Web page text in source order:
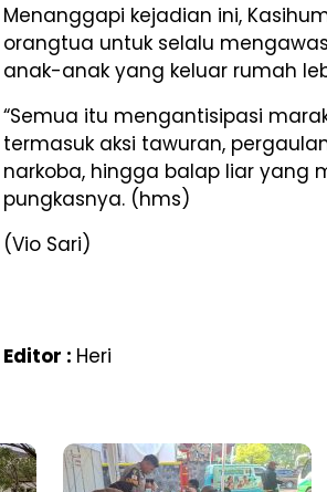
Menanggapi kejadian ini,
orangtua untuk selalu
anak-anak yang keluar rumah
“Semua itu mengantisipasi
termasuk aksi tawuran,
narkoba, hingga balap liar yang
pungkasnya. (hms)
(Vio Sari)
Editor : Heri